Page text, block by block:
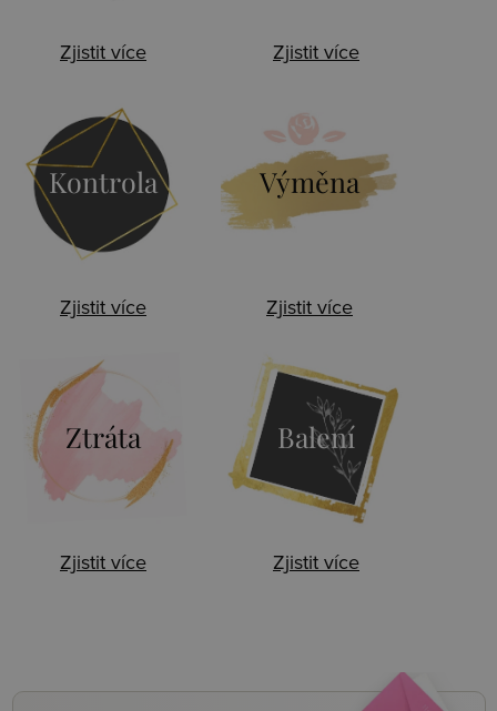
Zjistit více Zjistit více
Kontrola
Zjistit více
Výměna
Zjistit více
Ztráta
Zjistit více
Balení
Zjistit více